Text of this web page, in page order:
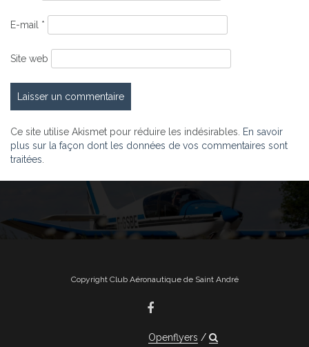
E-mail *
Site web
Ce site utilise Akismet pour réduire les indésirables. En savoir
plus sur la façon dont les données de vos commentaires sont
traitées
Copyright Club Aéronautique de Saint André
Openflyers